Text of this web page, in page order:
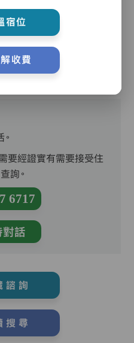
換尿片
要經證實有需要接受住
詢。
6717
對話
諮詢
搜尋
宿位
收費